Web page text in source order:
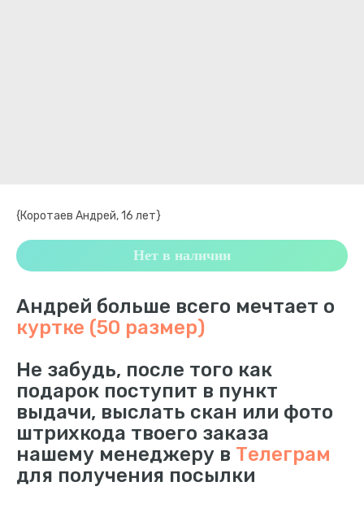
{Коротаев Андрей, 16 лет}
Нет в наличии
Андрей больше всего мечтает о
куртке (50 размер)
Не забудь, после того как
подарок поступит в пункт
выдачи, выслать скан или фото
штрихкода твоего заказа
нашему менеджеру в Телеграм
для получения посылки